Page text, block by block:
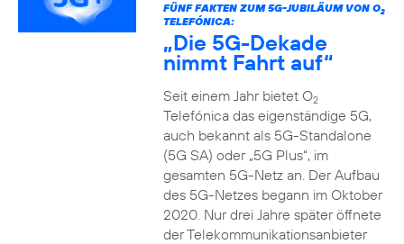
FÜNF FAKTEN ZUM 5G-JUBILÄUM VON O2
TELEFÓNICA:
„Die 5G-Dekade
nimmt Fahrt auf“
Seit einem Jahr bietet O2
Telefónica das eigenständige 5G,
auch bekannt als 5G-Standalone
(5G SA) oder „5G Plus“, im
gesamten 5G-Netz an. Der Aufbau
des 5G-Netzes begann im Oktober
2020. Nur drei Jahre später öffnete
der Telekommunikationsanbieter